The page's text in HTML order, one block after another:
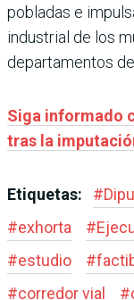
pobladas e
industrial de los
departamentos
Siga informado
tras la
Etiquetas: #
#exhorta #
#estudio #
#corredor vial #